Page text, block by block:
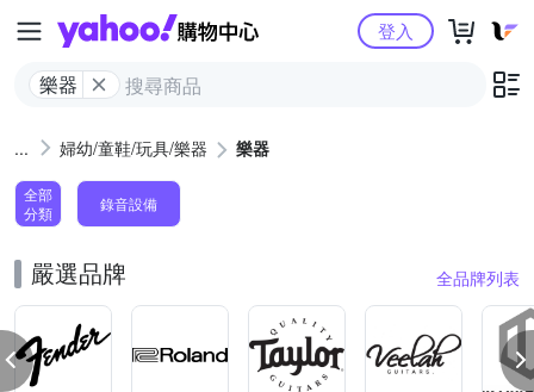
Yahoo購物中心
樂器
登入
婦幼/童鞋/玩具/樂器 樂器
全部
分類
錄音設備
嚴選品牌 全品牌列表